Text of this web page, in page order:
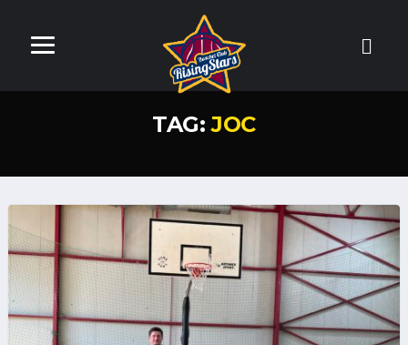
TAG:JOC